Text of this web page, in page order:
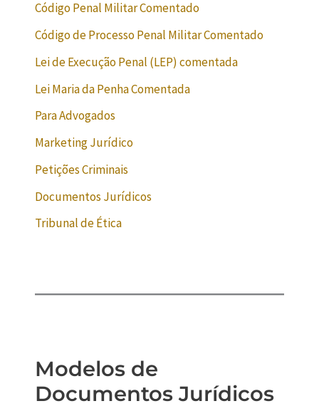
Código Penal Militar Comentado
Código de Processo Penal Militar Comentado
Lei de Execução Penal (LEP) comentada
Lei Maria da Penha Comentada
Para Advogados
Marketing Jurídico
Petições Criminais
Documentos Jurídicos
Tribunal de Ética
Modelos de
Documentos Jurídicos